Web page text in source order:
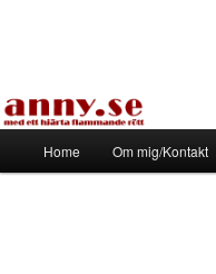
Tapirhen
Home Om mig/Kontakt